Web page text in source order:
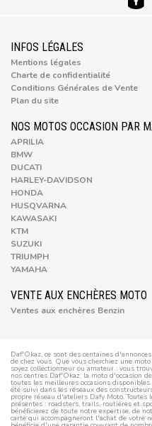
INFOS LÉGALES
Mentions légales
Charte de confidentialité
Conditions Générales de Vente
Plan du site
NOS MOTOS OCCASION PAR
APRILIA
BMW
DUCATI
HARLEY-DAVIDSON
HONDA
HUSQVARNA
KAWASAKI
KTM
SUZUKI
TRIUMPH
YAMAHA
VENTE AUX ENCHÈRES MOTO
Ventes aux enchères Benzin
Daf'Okaz, ce sont des centaines
de chez vous. Que vous cherchiez une
soyez collectionneur ou amateur : vous
nos centres Daf'Okaz, la moto d'occasion
toutes les meilleures occasions
été suivi dans les réseaux des
propre réseau d'ateliers Dafy Moto. Toutes
présentes : roadsters, trails, routières et
bénéficierez de toute notre expertise, de
carte qui accompagneront l'achat de votre